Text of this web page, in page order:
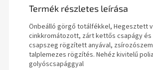
Termék részletes leírása
Önbeálló görgő totálfékkel, Hegesztett
cinkkromátozott, zárt kettős csapágy és
csapszeg rögzített anyával,
talplemezes rögzítés. Nehéz kivitelű
golyóscsapággyal